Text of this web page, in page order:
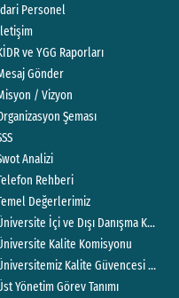
Personel
ve YGG Raporları
Gönder
/ Vizyon
Şeması
Analizi
Rehberi
Değerlerimiz
İçi ve Dışı Danışma
Kalite Komisyonu
Kalite Güvencesi
Yönetim Görev Tanımı